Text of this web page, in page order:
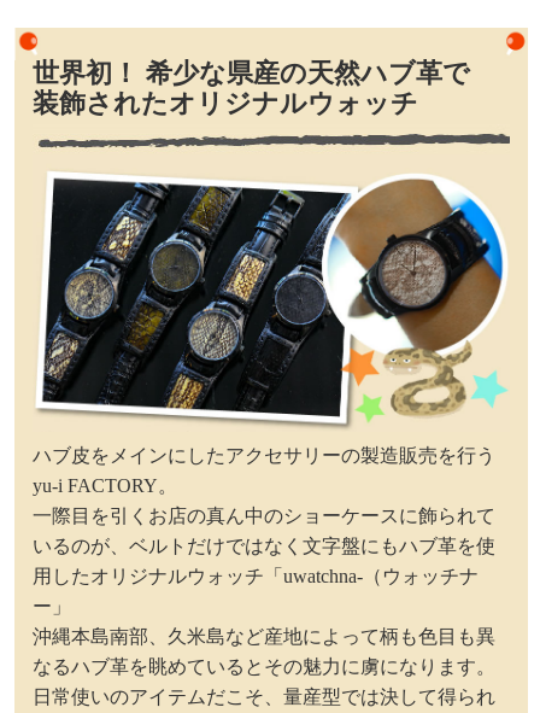
世界初！ 希少な県産の天然ハブ革で
装飾されたオリジナルウォッチ
ハブ皮をメインにしたアクセサリーの製造販売を行う
yu-i FACTORY。
一際目を引くお店の真ん中のショーケースに飾られて
いるのが、ベルトだけではなく文字盤にもハブ革を使
用したオリジナルウォッチ「uwatchna-（ウォッチナ
ー」
沖縄本島南部、久米島など産地によって柄も色目も異
なるハブ革を眺めているとその魅力に虜になります。
日常使いのアイテムだこそ、量産型では決して得られ